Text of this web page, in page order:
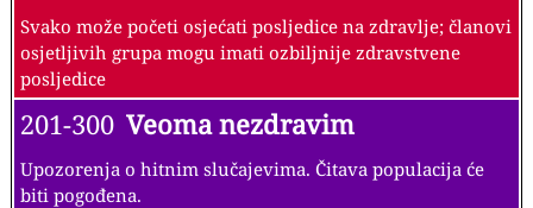
Svako može početi osjećati posljedice na zdravlje; članovi
osjetljivih grupa mogu imati ozbiljnije zdravstvene
posljedice
201-300 Veoma nezdravim
Upozorenja o hitnim slučajevima. Čitava populacija će
biti pogođena.